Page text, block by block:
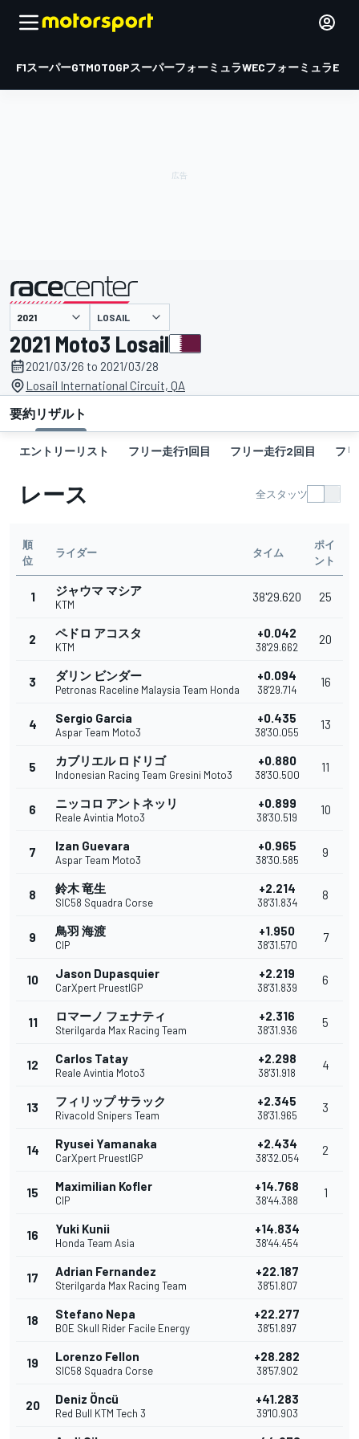
F1スーパーGTMOTOGPスーパーフォーミュラWECフォーミュラE
主催 LOSAIL
2021 Moto3 Losail
2021/03/26 to 2021/03/28
Losail International Circuit, QA
要約リザルト
エントリーリスト フリー走行1回目 フリー走行2回目 フ
レース 全スタッツ
順
位
ライダー タイム
ポイ
ント
1 ジャウマ マシア
KTM
38'29.620 25
2 ペドロ アコスタ
KTM
+0.042
38'29.662
20
3 ダリン ビンダー
Petronas Raceline Malaysia Team Honda
+0.094
38'29.714
16
4 Sergio Garcia
Aspar Team Moto3
+0.435
38'30.055
13
5 カブリエル ロドリゴ
Indonesian Racing Team Gresini Moto3
+0.880
38'30.500
11
6 ニッコロ アントネッリ
Reale Avintia Moto3
+0.899
38'30.519
10
7 Izan Guevara
Aspar Team Moto3
+0.965
38'30.585
9
8 鈴木 竜生
SIC58 Squadra Corse
+2.214
38'31.834
8
9 鳥羽 海渡
CIP
+1.950
38'31.570
7
10 Jason Dupasquier
CarXpert PruestlGP
+2.219
38'31.839
6
11 ロマーノ フェナティ
Sterilgarda Max Racing Team
+2.316
38'31.936
5
12 Carlos Tatay
Reale Avintia Moto3
+2.298
38'31.918
4
13 フィリップ サラック
Rivacold Snipers Team
+2.345
38'31.965
3
14 Ryusei Yamanaka
CarXpert PruestlGP
+2.434
38'32.054
2
15 Maximilian Kofler
CIP
+14.768
38'44.388
1
16 Yuki Kunii
Honda Team Asia
+14.834
38'44.454
17 Adrian Fernandez
Sterilgarda Max Racing Team
+22.187
38'51.807
18 Stefano Nepa
BOE Skull Rider Facile Energy
+22.277
38'51.897
19 Lorenzo Fellon
SIC58 Squadra Corse
+28.282
38'57.902
20 Deniz Öncü
Red Bull KTM Tech 3
+41.283
39'10.903